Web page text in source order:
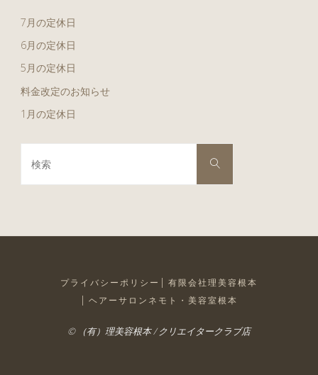
7月の定休日
6月の定休日
5月の定休日
料金改定のお知らせ
1月の定休日
対
検
プライバシーポリシー
有限会社理美容根本
ヘアーサロンネモト・美容室根本
© （有）理美容根本 / クリエイタークラブ店